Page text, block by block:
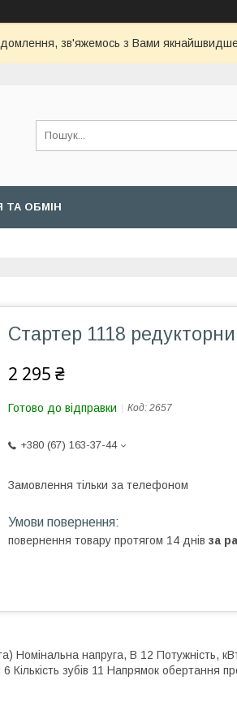
зв'яжемось з Вами
ТА ОБМІН
Стартер 1118
2 295 ₴
Готово до відправки Код: 2657
+380 (67) 163-37-44
Замовлення тільки за телефоном
повернення товару протягом 14 днів за
Номінальна напруга, В 12 Потужність,
зубів 11 Напрямок обертання